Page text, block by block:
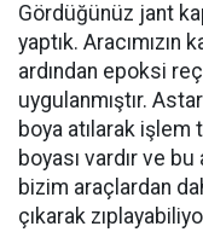
Gördüğünüz jant
yaptık. Aracımızın
ardından epoksi
uygulanmıştır.
boya atılarak işlem
boyası vardır ve
bizim araçlardan
çıkarak